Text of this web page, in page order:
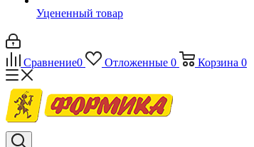
Уцененный товар
Сравнение0 Отложенные 0 Корзина 0